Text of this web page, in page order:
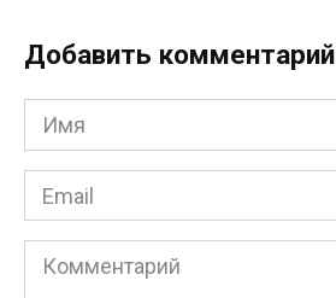
Добавить комментарий
Имя
*
Email
*
Комментарий